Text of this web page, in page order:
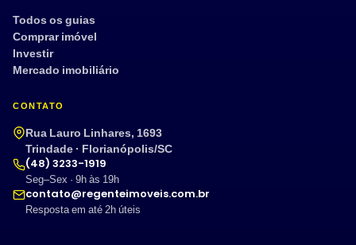
Todos os guias
Comprar imóvel
Investir
Mercado imobiliário
CONTATO
Rua Lauro Linhares, 1693
Trindade · Florianópolis/SC
(48) 3233-1919
Seg–Sex · 9h às 19h
contato@regenteimoveis.com.br
Resposta em até 2h úteis